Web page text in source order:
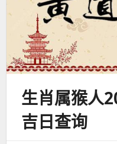
生肖属猴人
吉日查询